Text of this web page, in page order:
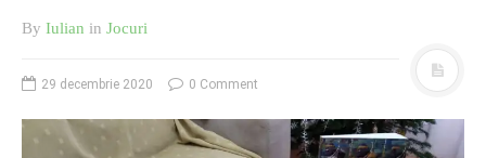
By Iulian in Jocuri
29 decembrie 2020 0 Comment